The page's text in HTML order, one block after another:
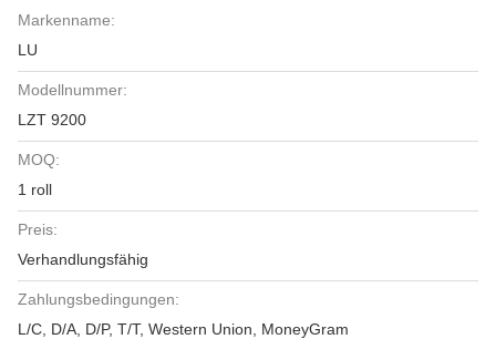
Markenname:
LU
Modellnummer:
LZT 9200
MOQ:
1 roll
Preis:
Verhandlungsfähig
Zahlungsbedingungen:
L/C, D/A, D/P, T/T, Western Union, MoneyGram